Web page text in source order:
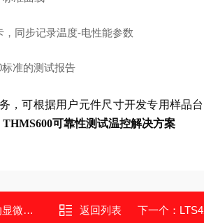
同步记录温度-电性能参数
准的测试报告
，可根据用户元件尺寸开发专用样品
可靠性测试温控解决方案
专家 返回列表 下一个：